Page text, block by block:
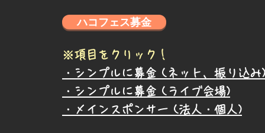
ハコフェス募金
※項目をクリック！
・シンプルに募金 (ネット、振り込み)
・シンプルに募金 (ライブ会場)
・メインスポンサー (法人・個人)